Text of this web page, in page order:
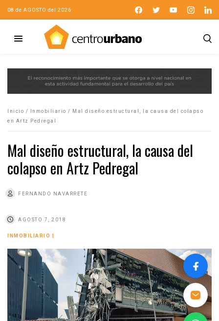
08 de AGOSTO del 2026
Inicio / Inmobiliario /
Mal diseño estructural, la causa del colapso
en Artz Pedregal
Mal diseño estructural, la causa del
colapso en Artz Pedregal
FERNANDO NAVARRETE
AGOSTO 7, 2018
INMOBILIARIO